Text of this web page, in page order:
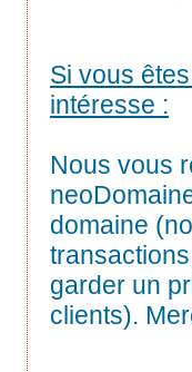
Si vous
intéresse :
Nous vous
domaine
garder un
clients).